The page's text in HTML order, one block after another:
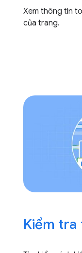
Xem thông tin
của trang.
Kiểm tra